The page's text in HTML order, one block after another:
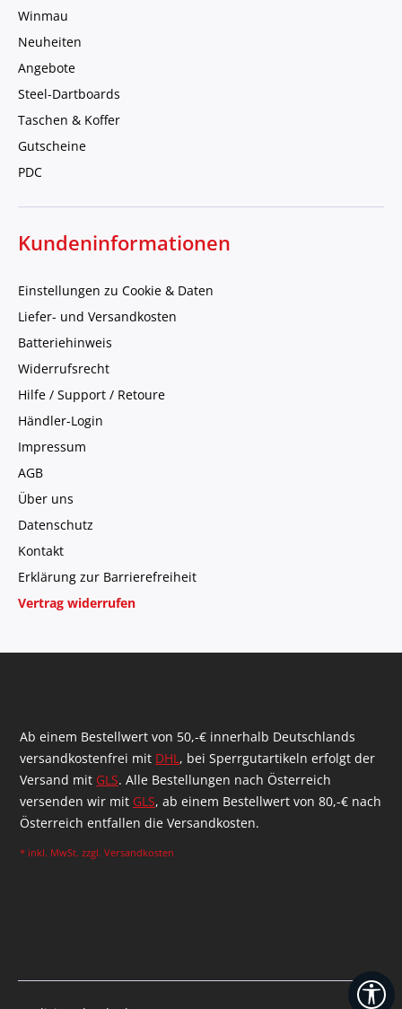
Winmau
Neuheiten
Angebote
Steel-Dartboards
Taschen & Koffer
Gutscheine
PDC
Kundeninformationen
Einstellungen zu Cookie & Daten
Liefer- und Versandkosten
Batteriehinweis
Widerrufsrecht
Hilfe / Support / Retoure
Händler-Login
Impressum
AGB
Über uns
Datenschutz
Kontakt
Erklärung zur Barrierefreiheit
Vertrag widerrufen
Ab einem Bestellwert von 50,-€ innerhalb Deutschlands
versandkostenfrei mit DHL, bei Sperrgutartikeln erfolgt der
Versand mit GLS. Alle Bestellungen nach Österreich
versenden wir mit GLS, ab einem Bestellwert von 80,-€ nach
Österreich entfallen die Versandkosten.
* inkl. MwSt. zzgl. Versandkosten